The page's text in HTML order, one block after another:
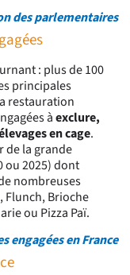
des parlementaires
: plus de 100
principales
restauration
àexclure,
en cage.
de la grande
ou 2025) dont
nombreuses
Flunch, Brioche
ou Pizza Paï.
engagées en France